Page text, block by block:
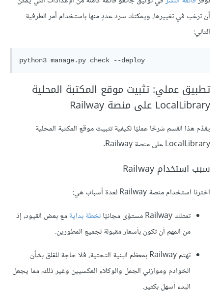
أن ترغب في تغييرها، ويمكنك سرد عددٍ منها باستخدام أمر الطرفية
التالي:
تطبيق عملي: تثبيت موقع المكتبة المحلية
LocalLibrary على منصة Railway
يقدّم هذا القسم شرحًا عمليًا لكيفية تثبيت موقع المكتبة المحلية
LocalLibrary على منصة Railway.
سبب استخدام Railway
اخترنا استخدام منصة Railway لعدة أسباب هي:
تمتلك Railway مستوًى مجانيًا
لخطة بدايةمع بعض القيود، إذ
من المهم أن تكون بأسعار مقبولة لجميع المطورين.
تهتم Railway بمعظم البنية التحتية، فلا حاجة للقلق بشأن
الخوادم وموازني الحِمل والوكلاء العكسيين وغير ذلك، مما يجعل
البدء أسهل بكثير.